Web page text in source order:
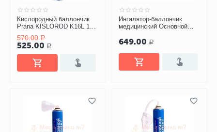
Кислородный баллончик
Prana KISLOROD K16L 16
литров
570.00 Р
525.00 Р
Ингалятор-баллончик
медицинский Основной
(13 литров)
649.00 Р